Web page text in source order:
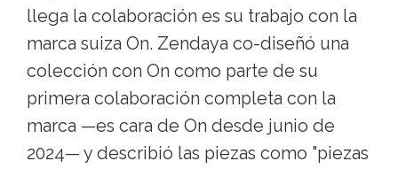
llega la colaboración es su trabajo con la
marca suiza On. Zendaya co-diseñó una
colección con On como parte de su
primera colaboración completa con la
marca —es cara de On desde junio de
2024— y describió las piezas como "piezas